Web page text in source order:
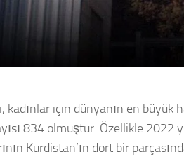
kadınlar için dünyanın en
834 olmuştur. Özellikle 2022
Kürdistan’ın dört bir